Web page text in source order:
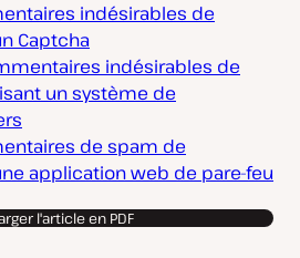
indésirables de
Captcha
indésirables de
un système de
de spam de
application web de pare-feu
l'article en PDF